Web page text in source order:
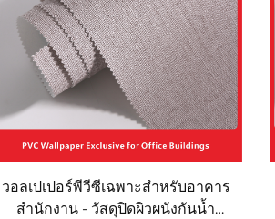
วอลเปเปอร์พีวีซีเฉพาะสำหรับอาคาร
สำนักงาน - วัสดุปิดผิวผนังกันน้ำ